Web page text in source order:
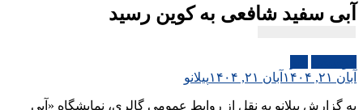
آبی سفید شافعی به کوین رسید
آبان ۲۱, ۱۴۰۴
آبان ۲۱, ۱۴۰۴ پیلانو
به گزارش پیلانو به نقل از روابط عمومی گالری، نمایشگاه «آبی